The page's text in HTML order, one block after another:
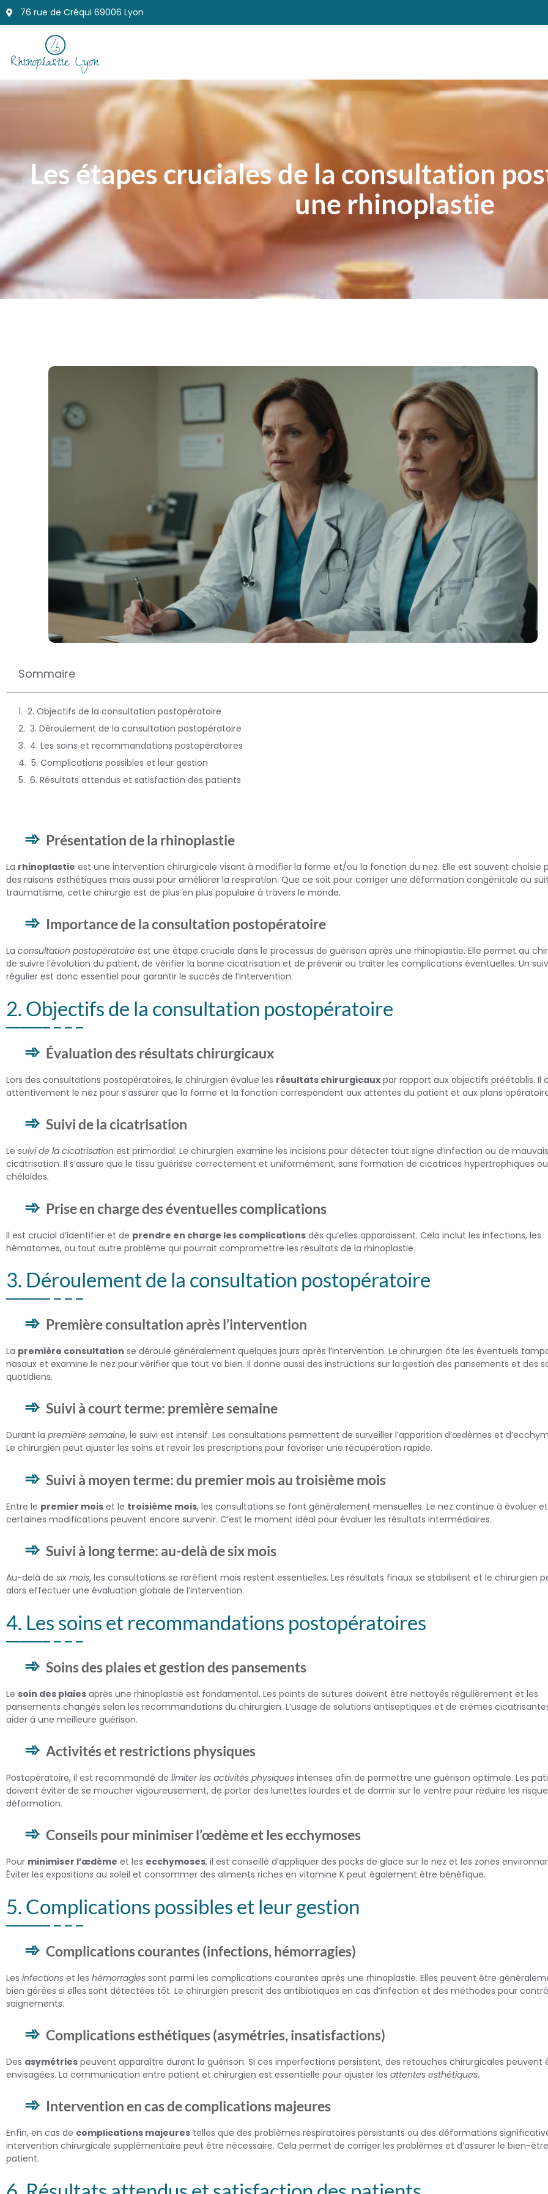
76 rue de Créqui 69006 Lyon
Les étapes cruciales de la consultation
une rhinoplastie
Sommaire
2. Objectifs de la consultation postopératoire
3. Déroulement de la consultation postopératoire
4. Les soins et recommandations postopératoires
5. Complications possibles et leur gestion
6. Résultats attendus et satisfaction des patients
Présentation de la rhinoplastie
La rhinoplastie est une intervention chirurgicale visant à modifier la forme et/ou la fonction du nez. Elle est souvent choisie
des raisons esthétiques mais aussi pour améliorer la respiration. Que ce soit pour corriger une déformation congénitale ou
traumatisme, cette chirurgie est de plus en plus populaire à travers le monde.
Importance de la consultation postopératoire
La consultation postopératoire est une étape cruciale dans le processus de guérison après une rhinoplastie. Elle permet au
de suivre l’évolution du patient, de vérifier la bonne cicatrisation et de prévenir ou traiter les complications éventuelles. Un
régulier est donc essentiel pour garantir le succès de l’intervention.
2. Objectifs de la consultation postopératoire
Évaluation des résultats chirurgicaux
Lors des consultations postopératoires, le chirurgien évalue les résultats chirurgicaux par rapport aux objectifs préétablis. Il
attentivement le nez pour s’assurer que la forme et la fonction correspondent aux attentes du patient et aux plans
Suivi de la cicatrisation
Le suivi de la cicatrisation est primordial. Le chirurgien examine les incisions pour détecter tout signe d’infection ou de
cicatrisation. Il s’assure que le tissu guérisse correctement et uniformément, sans formation de cicatrices hypertrophiques ou
chéloïdes.
Prise en charge des éventuelles complications
Il est crucial d’identifier et de prendre en charge les complications dès qu’elles apparaissent. Cela inclut les infections, les
hématomes, ou tout autre problème qui pourrait compromettre les résultats de la rhinoplastie.
3. Déroulement de la consultation postopératoire
Première consultation après l’intervention
La première consultation se déroule généralement quelques jours après l’intervention. Le chirurgien ôte les éventuels
nasaux et examine le nez pour vérifier que tout va bien. Il donne aussi des instructions sur la gestion des pansements et des
quotidiens.
Suivi à court terme: première semaine
Durant la première semaine, le suivi est intensif. Les consultations permettent de surveiller l’apparition d’œdèmes et
Le chirurgien peut ajuster les soins et revoir les prescriptions pour favoriser une récupération rapide.
Suivi à moyen terme: du premier mois au troisième mois
Entre le premier mois et le troisième mois, les consultations se font généralement mensuelles. Le nez continue à évoluer et
certaines modifications peuvent encore survenir. C’est le moment idéal pour évaluer les résultats intermédiaires.
Suivi à long terme: au-delà de six mois
Au-delà de six mois, les consultations se raréfient mais restent essentielles. Les résultats finaux se stabilisent et le chirurgien
alors effectuer une évaluation globale de l’intervention.
4. Les soins et recommandations postopératoires
Soins des plaies et gestion des pansements
Le soin des plaies après une rhinoplastie est fondamental. Les points de sutures doivent être nettoyés régulièrement et les
pansements changés selon les recommandations du chirurgien. L’usage de solutions antiseptiques et de crèmes
aider à une meilleure guérison.
Activités et restrictions physiques
Postopératoire, il est recommandé de limiter les activités physiques intenses afin de permettre une guérison optimale. Les
doivent éviter de se moucher vigoureusement, de porter des lunettes lourdes et de dormir sur le ventre pour réduire les
déformation.
Conseils pour minimiser l’œdème et les ecchymoses
Pour minimiser l’œdème et les ecchymoses, il est conseillé d’appliquer des packs de glace sur le nez et les zones
Éviter les expositions au soleil et consommer des aliments riches en vitamine K peut également être bénéfique.
5. Complications possibles et leur gestion
Complications courantes (infections, hémorragies)
Les infections et les hémorragies sont parmi les complications courantes après une rhinoplastie. Elles peuvent être
bien gérées si elles sont détectées tôt. Le chirurgien prescrit des antibiotiques en cas d’infection et des méthodes pour
saignements.
Complications esthétiques (asymétries, insatisfactions)
Des asymétries peuvent apparaître durant la guérison. Si ces imperfections persistent, des retouches chirurgicales peuvent
envisagées. La communication entre patient et chirurgien est essentielle pour ajuster les attentes esthétiques.
Intervention en cas de complications majeures
Enfin, en cas de complications majeures telles que des problèmes respiratoires persistants ou des déformations
intervention chirurgicale supplémentaire peut être nécessaire. Cela permet de corriger les problèmes et d’assurer le bien-
patient.